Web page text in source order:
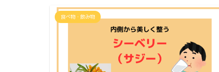
食べ物・飲み物